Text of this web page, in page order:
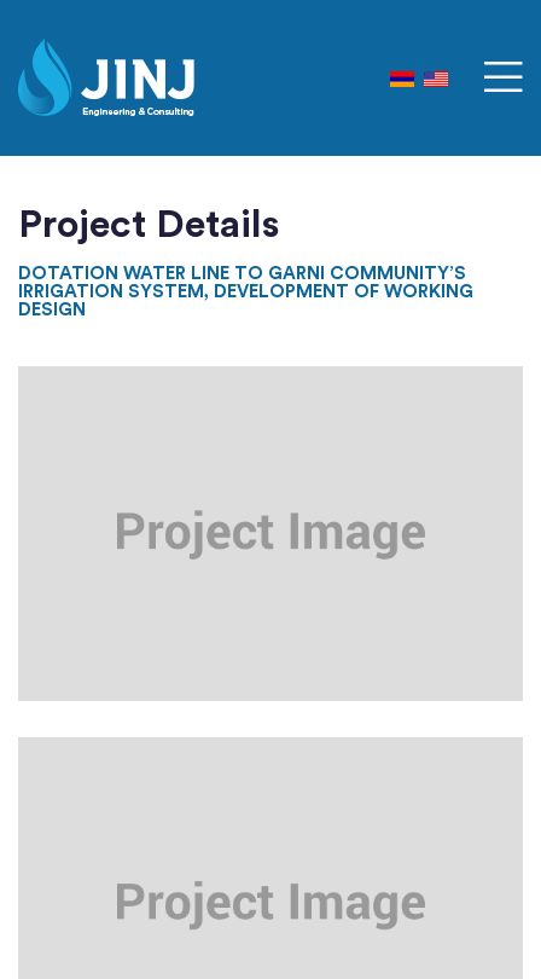
Project Details
DOTATION WATER LINE TO GARNI COMMUNITY’S
IRRIGATION SYSTEM, DEVELOPMENT OF WORKING
DESIGN